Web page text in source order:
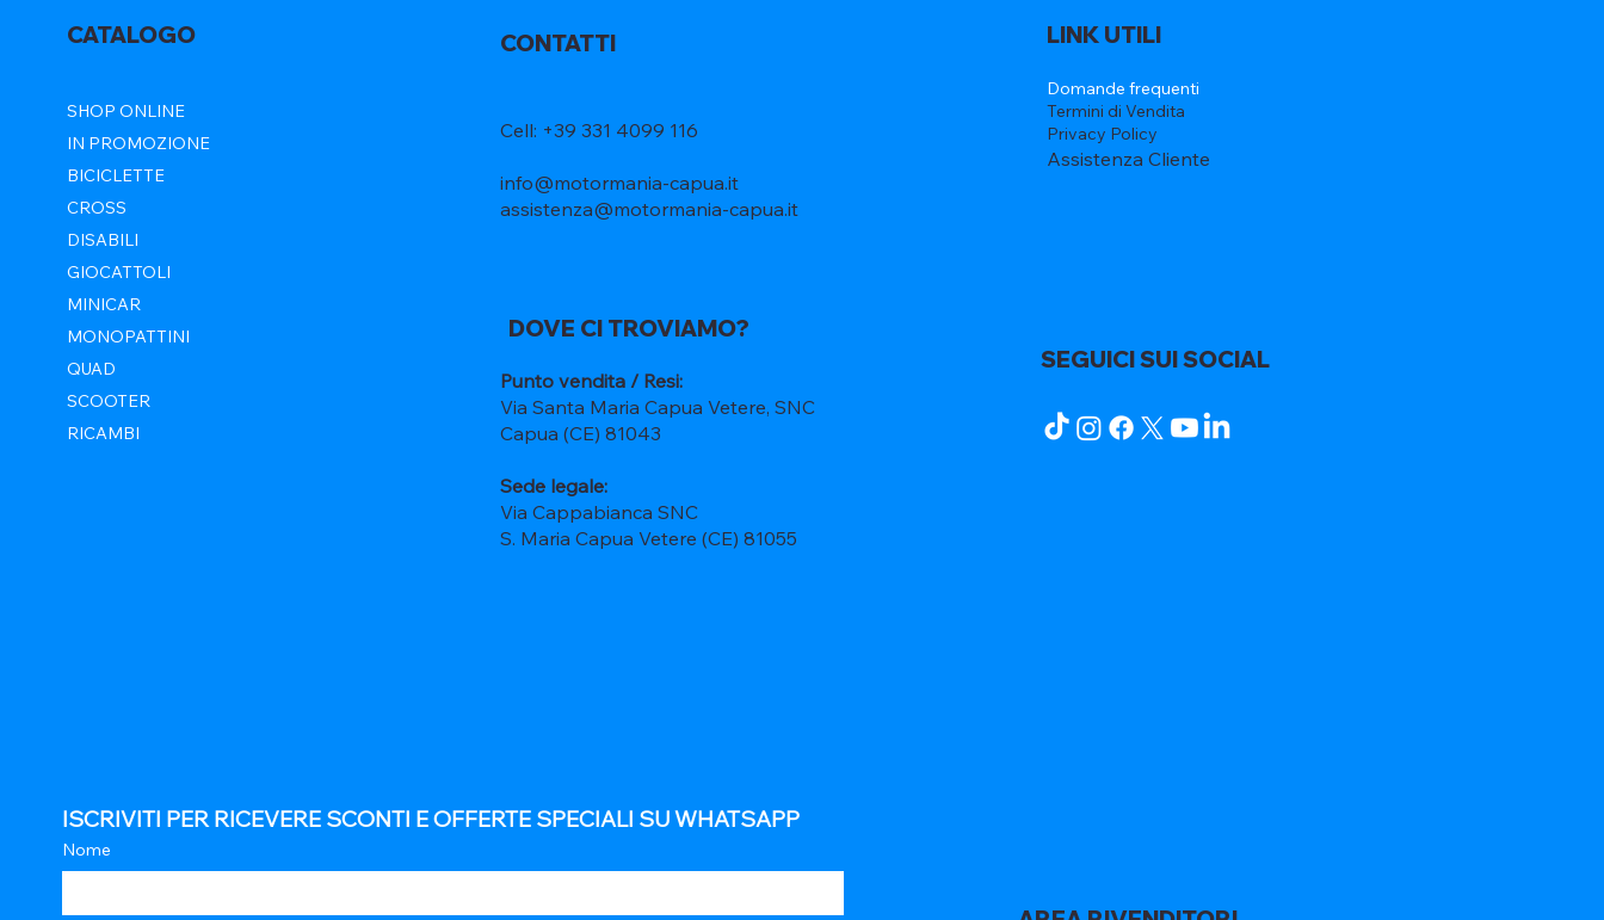
CATALOGO
SHOP ONLINE
IN PROMOZIONE
BICICLETTE
CROSS
DISABILI
GIOCATTOLI
MINICAR
MONOPATTINI
QUAD
SCOOTER
RICAMBI
CONTATTI
Cell: +39 331 4099 116
info@motormania-capua.it
assistenza@motormania-capua.it
DOVE CI TROVIAMO?
Punto vendita / Resi:
Via Santa Maria Capua Vetere, SNC
Capua (CE) 81043
Sede legale:
Via Cappabianca SNC
S. Maria Capua Vetere (CE) 81055
LINK UTILI
Domande frequenti
Termini di Vendita
Privacy Policy
Assistenza Cliente
SEGUICI SUI SOCIAL
ISCRIVITI PER RICEVERE SCONTI E OFFERTE SPECIALI SU WHATSAPP
Nome